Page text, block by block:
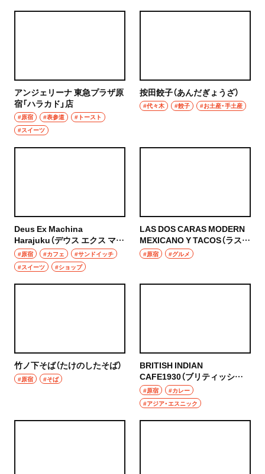
アンジェリーナ 東急プラザ原
宿「ハラカド」店
#原宿 #表参道
#トースト
#スイーツ
按田餃子（あんだぎょうざ）
#代々木 #餃子 #お土産・手土産
Deus Ex Machina
Harajuku（デウス エクス マキ
ナ ハラジュク）
#原宿 #カフェ
#サンドイッチ
#スイーツ
#ショップ
LAS DOS CARAS MODERN
MEXICANO Y TACOS（ラス
ドス カラス モダン メキシカ
ーノ イ タコス）
#原宿 #グルメ
竹ノ下そば（たけのしたそば）
#原宿 #そば
BRITISH INDIAN
CAFE1930（ブリティッシュ
インディアンカフェイチキュ
ーサンゼロ）
#原宿
#カレー
#アジア・エスニック